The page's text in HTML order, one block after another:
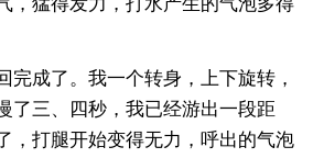
成了。我一个转身，上下旋转，
了三、四秒，我已经游出一段距
，打腿开始变得无力，呼出的气泡